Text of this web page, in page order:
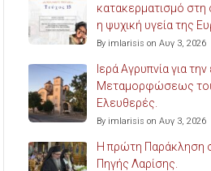
κατακερματισμό στη
η ψυχική υγεία της
By imlarisis on Αυγ 3, 2026
Ιερά Αγρυπνία για
Μεταμορφώσεως
Ελευθερές.
By imlarisis on Αυγ 3, 2026
Η πρώτη Παράκληση
Πηγής Λαρίσης.